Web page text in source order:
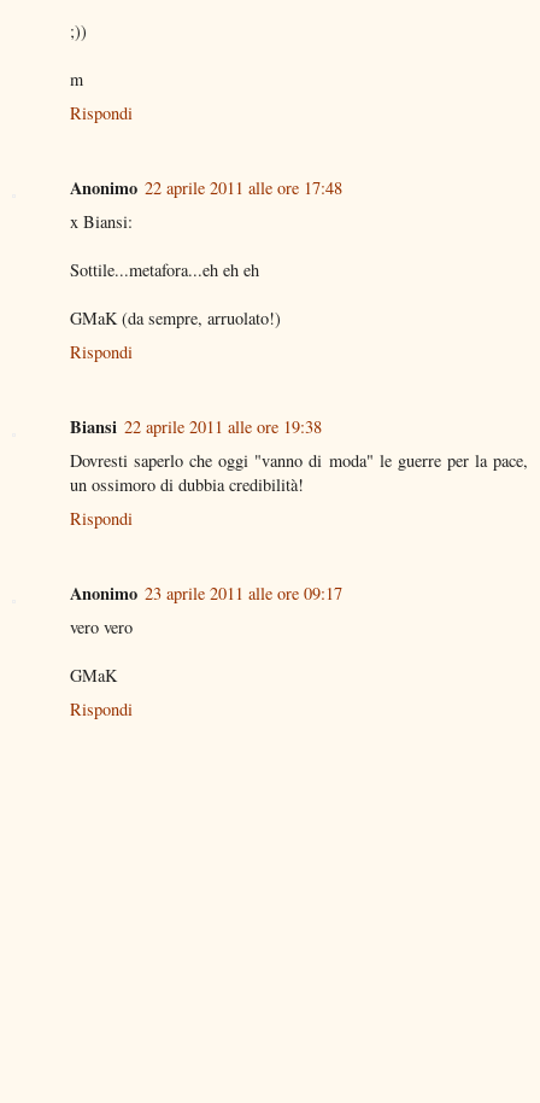
;))
m
Rispondi
Anonimo 22 aprile 2011 alle ore 17:48
x Biansi:
Sottile...metafora...eh eh eh
GMaK (da sempre, arruolato!)
Rispondi
Biansi 22 aprile 2011 alle ore 19:38
Dovresti saperlo che oggi "vanno di moda" le guerre per la pace,
un ossimoro di dubbia credibilità!
Rispondi
Anonimo 23 aprile 2011 alle ore 09:17
vero vero
GMaK
Rispondi